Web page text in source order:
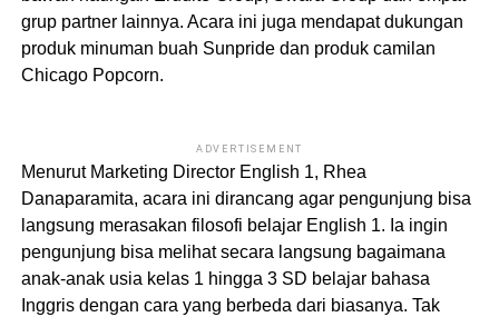
grup partner lainnya. Acara ini juga mendapat dukungan
produk minuman buah Sunpride dan produk camilan
Chicago Popcorn.
ADVERTISEMENT
Menurut Marketing Director English 1, Rhea
Danaparamita, acara ini dirancang agar pengunjung bisa
langsung merasakan filosofi belajar English 1. Ia ingin
pengunjung bisa melihat secara langsung bagaimana
anak-anak usia kelas 1 hingga 3 SD belajar bahasa
Inggris dengan cara yang berbeda dari biasanya. Tak